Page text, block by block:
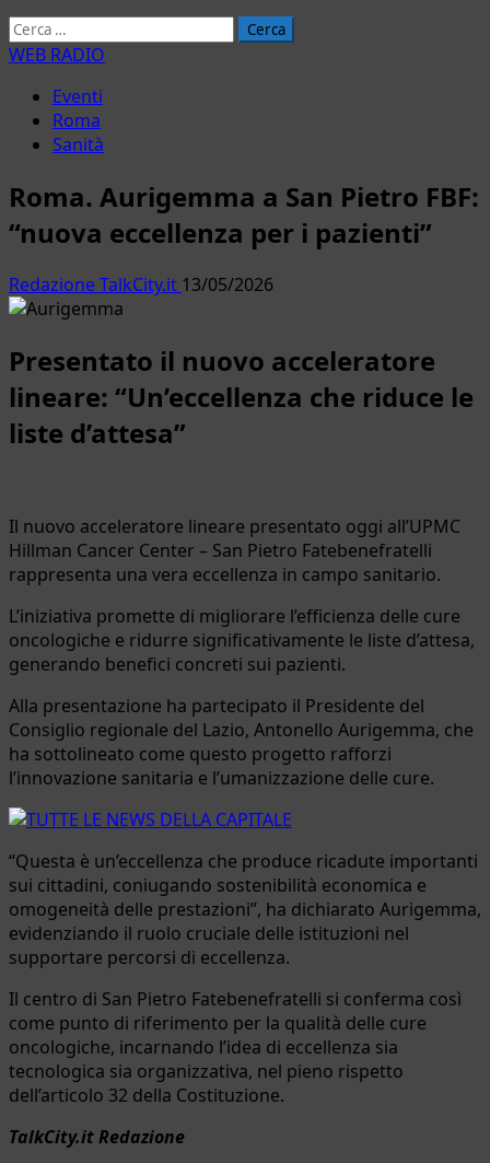
Ricerca
per:
WEB RADIO
Eventi
Roma
Sanità
Roma. Aurigemma a San Pietro FBF:
“nuova eccellenza per i pazienti”
Redazione TalkCity.it 13/05/2026
Presentato il nuovo acceleratore
lineare: “Un’eccellenza che riduce le
liste d’attesa”
Il nuovo acceleratore lineare presentato oggi all’UPMC
Hillman Cancer Center – San Pietro Fatebenefratelli
rappresenta una vera eccellenza in campo sanitario.
L’iniziativa promette di migliorare l’efficienza delle cure
oncologiche e ridurre significativamente le liste d’attesa,
generando benefici concreti sui pazienti.
Alla presentazione ha partecipato il Presidente del
Consiglio regionale del Lazio, Antonello Aurigemma, che
ha sottolineato come questo progetto rafforzi
l’innovazione sanitaria e l’umanizzazione delle cure.
“Questa è un’eccellenza che produce ricadute importanti
sui cittadini, coniugando sostenibilità economica e
omogeneità delle prestazioni”, ha dichiarato Aurigemma,
evidenziando il ruolo cruciale delle istituzioni nel
supportare percorsi di eccellenza.
Il centro di San Pietro Fatebenefratelli si conferma così
come punto di riferimento per la qualità delle cure
oncologiche, incarnando l’idea di eccellenza sia
tecnologica sia organizzativa, nel pieno rispetto
dell’articolo 32 della Costituzione.
TalkCity.it Redazione